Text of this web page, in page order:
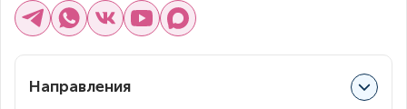
Направления